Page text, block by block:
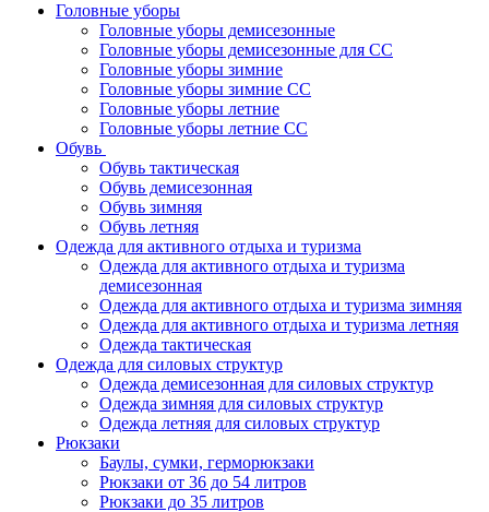
Головные уборы
Головные уборы демисезонные
Головные уборы демисезонные для СС
Головные уборы зимние
Головные уборы зимние СС
Головные уборы летние
Головные уборы летние СС
Обувь
Обувь тактическая
Обувь демисезонная
Обувь зимняя
Обувь летняя
Одежда для активного отдыха и туризма
Одежда для активного отдыха и туризма
демисезонная
Одежда для активного отдыха и туризма зимняя
Одежда для активного отдыха и туризма летняя
Одежда тактическая
Одежда для силовых структур
Одежда демисезонная для силовых структур
Одежда зимняя для силовых структур
Одежда летняя для силовых структур
Рюкзаки
Баулы, сумки, герморюкзаки
Рюкзаки от 36 до 54 литров
Рюкзаки до 35 литров